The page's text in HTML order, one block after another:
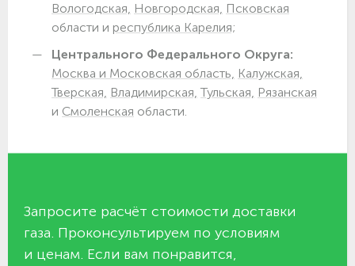
Вологодская, Новгородская, Псковская
области и республика Карелия;
Центрального Федерального Округа:
Москва и Московская область, Калужская,
Тверская, Владимирская, Тульская, Рязанская
и Смоленская области.
Запросите расчёт стоимости доставки
газа. Проконсультируем по условиям
и ценам. Если вам понравится,